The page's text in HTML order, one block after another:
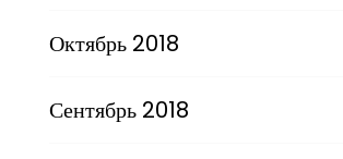
Октябрь 2018
Сентябрь 2018